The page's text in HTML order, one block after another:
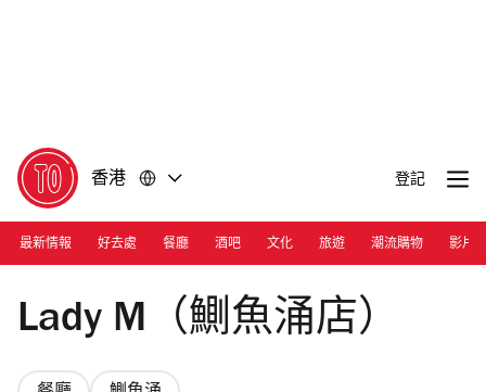
香港 登記
最新情報 好去處 餐廳 酒吧 文化 旅遊 潮流購物 影片
Photograph: Courtesy Lady M
Lady M（鰂魚涌店）